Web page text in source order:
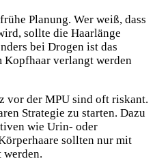
Planung. Wer weiß, dass
sollte die Haarlänge
bei Drogen ist das
Kopfhaar verlangt werden
vor der MPU sind oft riskant.
Strategie zu starten. Dazu
wie Urin- oder
sollten nur mit
werden.